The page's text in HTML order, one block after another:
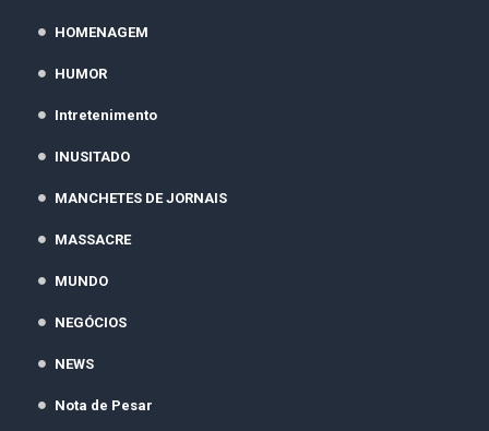
HOMENAGEM
HUMOR
Intretenimento
INUSITADO
MANCHETES DE JORNAIS
MASSACRE
MUNDO
NEGÓCIOS
NEWS
Nota de Pesar